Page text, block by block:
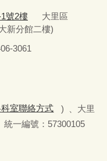
號2樓
大里區
新分館二樓)
3061
室聯絡方式
) 、大里
統一編號：57300105